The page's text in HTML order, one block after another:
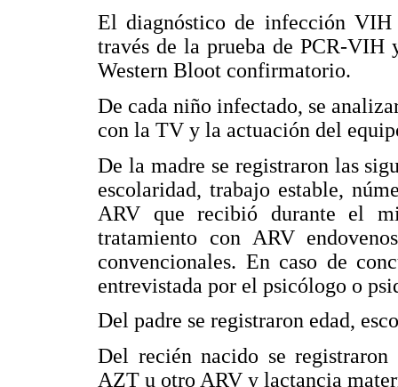
El diagnóstico de infección VIH
través de la prueba de PCR-VIH
Western Bloot confirmatorio.
De cada niño infectado, se
con la TV y la actuación del
De la madre se registraron las
escolaridad, trabajo estable,
ARV que recibió durante el
tratamiento con ARV
convencionales. En caso de
entrevistada por el psicólogo o
Del padre se registraron edad,
Del recién nacido se registraron
AZT u otro ARV y lactancia